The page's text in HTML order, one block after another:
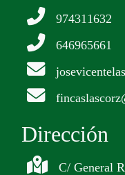
974311632
646965661
Dirección
C/ General